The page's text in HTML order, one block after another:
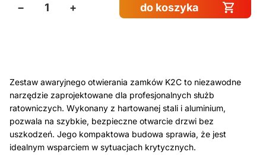
Zestaw awaryjnego otwierania zamków K2C to niezawodne
narzędzie zaprojektowane dla profesjonalnych służb
ratowniczych. Wykonany z hartowanej stali i aluminium,
pozwala na szybkie, bezpieczne otwarcie drzwi bez
uszkodzeń. Jego kompaktowa budowa sprawia, że jest
idealnym wsparciem w sytuacjach krytycznych.
− + do koszyka